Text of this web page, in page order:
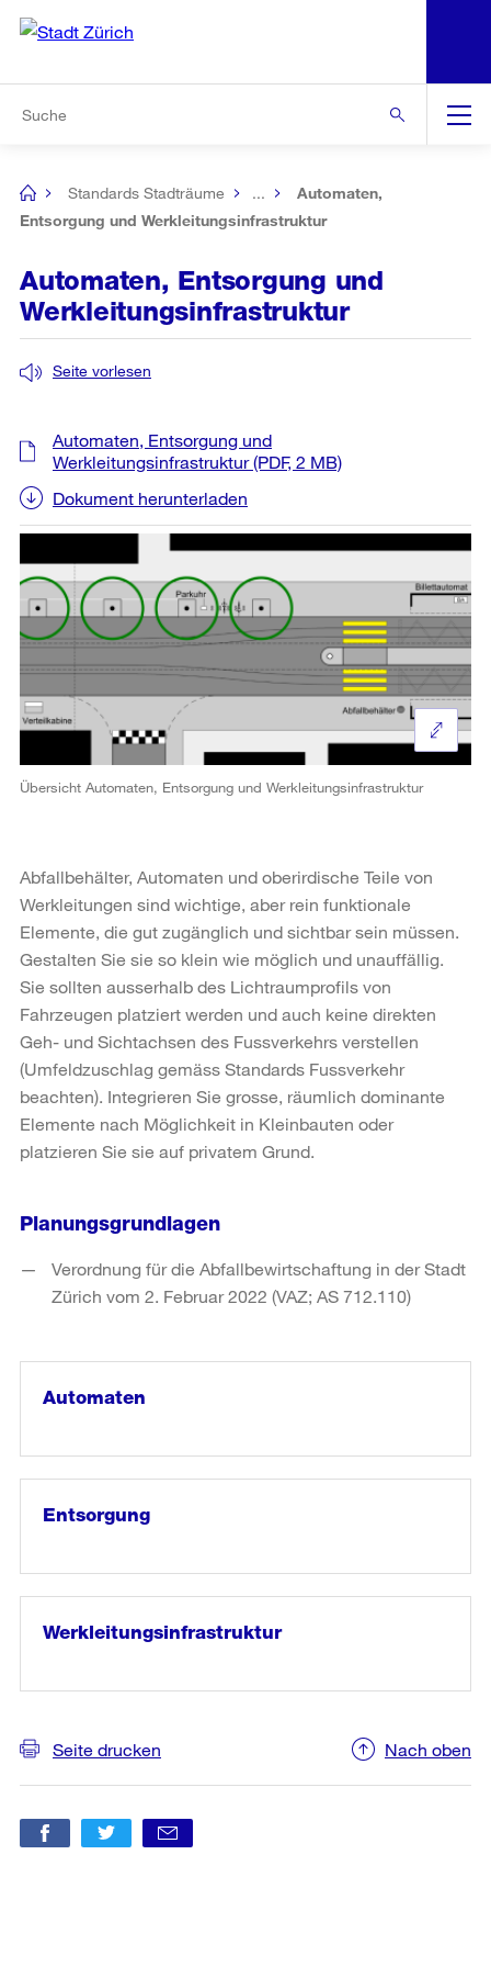
Navigation
[no
title]
Standards Stadträume ...
Automaten,
Entsorgung und Werkleitungsinfrastruktur
Automaten, Entsorgung und
Werkleitungsinfrastruktur
Seite vorlesen
Automaten, Entsorgung und
Werkleitungsinfrastruktur(PDF, 2 MB)
Dokument herunterladen
Übersicht Automaten, Entsorgung und Werkleitungsinfrastruktur
Abfallbehälter, Automaten und oberirdische Teile von
Werkleitungen sind wichtige, aber rein funktionale
Elemente, die gut zugänglich und sichtbar sein müssen.
Gestalten Sie sie so klein wie möglich und unauffällig.
Sie sollten ausserhalb des Lichtraumprofils von
Fahrzeugen platziert werden und auch keine direkten
Geh- und Sichtachsen des Fussverkehrs verstellen
(Umfeldzuschlag gemäss Standards Fussverkehr
beachten). Integrieren Sie grosse, räumlich dominante
Elemente nach Möglichkeit in Kleinbauten oder
platzieren Sie sie auf privatem Grund.
Planungsgrundlagen
Verordnung für die Abfallbewirtschaftung in der Stadt
Zürich vom 2. Februar 2022 (VAZ; AS 712.110)
Automaten
lesen
«Automaten»
Entsorgung
lesen
«Entsorgung»
Werkleitungsinfrastruktur
lesen
Seite drucken
Nach oben